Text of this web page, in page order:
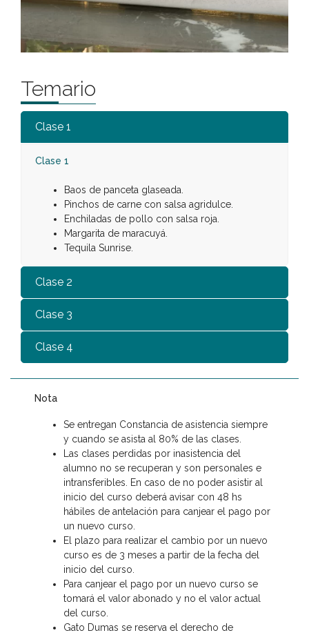
Temario
Clase 1
Clase 1
Baos de panceta glaseada.
Pinchos de carne con salsa agridulce.
Enchiladas de pollo con salsa roja.
Margarita de maracuyá.
Tequila Sunrise.
Clase 2
Clase 3
Clase 4
Nota
Se entregan Constancia de asistencia siempre
y cuando se asista al 80% de las clases.
Las clases perdidas por inasistencia del
alumno no se recuperan y son personales e
intransferibles. En caso de no poder asistir al
inicio del curso deberá avisar con 48 hs
hábiles de antelación para canjear el pago por
un nuevo curso.
El plazo para realizar el cambio por un nuevo
curso es de 3 meses a partir de la fecha del
inicio del curso.
Para canjear el pago por un nuevo curso se
tomará el valor abonado y no el valor actual
del curso.
Gato Dumas se reserva el derecho de